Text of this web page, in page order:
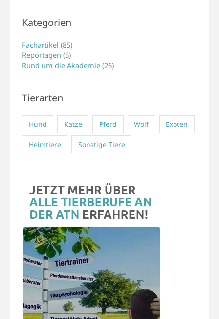
Kategorien
Fachartikel (85)
Reportagen (6)
Rund um die Akademie (26)
Tierarten
Hund Katze Pferd Wolf Exoten
Heimtiere Sonstige Tiere